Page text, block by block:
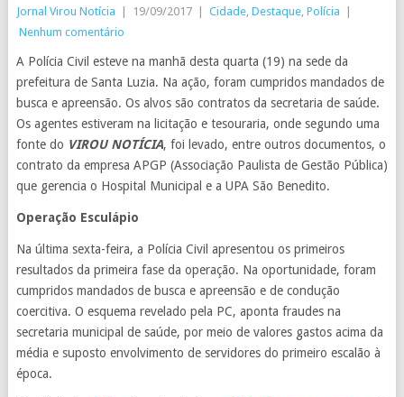
Jornal Virou Notícia 19/09/2017 Cidade, Destaque, Polícia
Nenhum comentário
A Polícia Civil esteve na manhã desta quarta (19) na sede da
prefeitura de Santa Luzia. Na ação, foram cumpridos mandados de
busca e apreensão. Os alvos são contratos da secretaria de saúde.
Os agentes estiveram na licitação e tesouraria, onde segundo uma
fonte do VIROU NOTÍCIA, foi levado, entre outros documentos, o
contrato da empresa APGP (Associação Paulista de Gestão Pública)
que gerencia o Hospital Municipal e a UPA São Benedito.
Operação Esculápio
Na última sexta-feira, a Polícia Civil apresentou os primeiros
resultados da primeira fase da operação. Na oportunidade, foram
cumpridos mandados de busca e apreensão e de condução
coercitiva. O esquema revelado pela PC, aponta fraudes na
secretaria municipal de saúde, por meio de valores gastos acima da
média e suposto envolvimento de servidores do primeiro escalão à
época.